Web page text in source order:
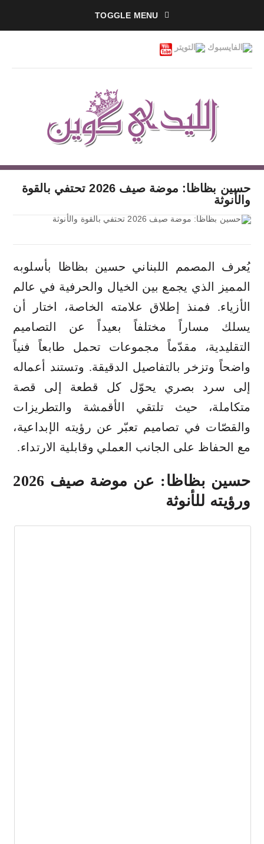
TOGGLE MENU
حسين بظاظا: موضة صيف 2026 تحتفي بالقوة
والأنوثة
يُعرف المصمم اللبناني حسين بظاظا بأسلوبه
المميز الذي يجمع بين الخيال والحرفية في عالم
الأزياء. فمنذ إطلاق علامته الخاصة، اختار أن
يسلك مساراً مختلفاً بعيداً عن التصاميم
التقليدية، مقدّماً مجموعات تحمل طابعاً فنياً
واضحاً وتزخر بالتفاصيل الدقيقة. وتستند أعماله
إلى سرد بصري يحوّل كل قطعة إلى قصة
متكاملة، حيث تلتقي الأقمشة والتطريزات
والقصّات في تصاميم تعبّر عن رؤيته الإبداعية،
مع الحفاظ على الجانب العملي وقابلية الارتداء.
حسين بظاظا: عن موضة صيف 2026
ورؤيته للأنوثة